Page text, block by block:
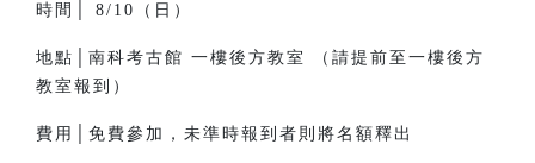
時間│ 8/10（日）
地點│南科考古館 一樓後方教室 （請提前至一樓後方
教室報到）
費用│免費參加，未準時報到者則將名額釋出